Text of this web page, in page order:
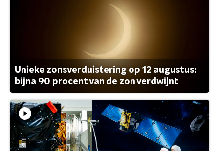
Unieke zonsverduistering op 12 augustus:
bijna 90 procent van de zon verdwijnt